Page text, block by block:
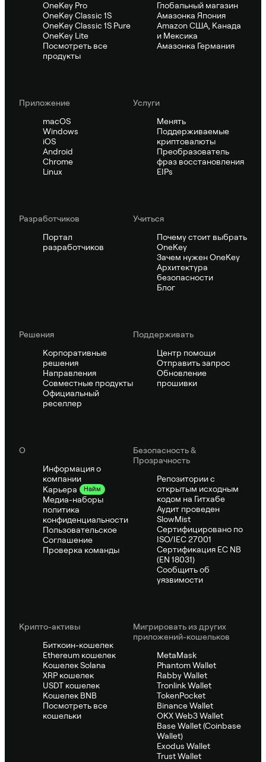
OneKey Pro
OneKey Classic 1S
OneKey Classic 1S Pure
OneKey Lite
Посмотреть все
продукты
Глобальный магазин
Амазонка Япония
Amazon США, Канада
и Мексика
Амазонка Германия
Приложение
macOS
Windows
iOS
Android
Chrome
Linux
Услуги
Менять
Поддерживаемые
криптовалюты
Преобразователь
фраз восстановления
EIPs
Pазработчиков
Портал
разработчиков
Учиться
Почему стоит выбрать
OneKey
Зачем нужен OneKey
Архитектура
безопасности
Блог
Решения
Корпоративные
решения
Направления
Совместные продукты
Официальный
реселлер
Поддерживать
Центр помощи
Отправить запрос
Обновление
прошивки
О
Информация о
компании
Карьера
Найм
Медиа-наборы
политика
конфиденциальности
Пользовательское
Соглашение
Проверка команды
Безопасность &
Прозрачность
Репозитории с
открытым исходным
кодом на Гитхабе
Аудит проведен
SlowMist
Сертифицировано по
ISO/IEC 27001
Сертификация ЕС NB
(EN 18031)
Сообщить об
уязвимости
Крипто-активы
Биткоин-кошелек
Ethereum кошелек
Кошелек Solana
XRP кошелек
USDT кошелек
Кошелек BNB
Посмотреть все
кошельки
Мигрировать из других
приложений-кошельков
MetaMask
Phantom Wallet
Rabby Wallet
Tronlink Wallet
TokenPocket
Binance Wallet
OKX Web3 Wallet
Base Wallet (Coinbase
Wallet)
Exodus Wallet
Trust Wallet